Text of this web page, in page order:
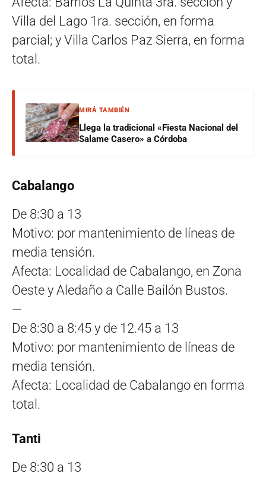
Villa del Lago 1ra. sección, en forma
parcial; y Villa Carlos Paz Sierra, en forma
total.
MIRÁ TAMBIÉN
Llega la tradicional «Fiesta Nacional del
Salame Casero» a Córdoba
Cabalango
De 8:30 a 13
Motivo: por mantenimiento de líneas de
media tensión.
Afecta: Localidad de Cabalango, en Zona
Oeste y Aledaño a Calle Bailón Bustos.
—
De 8:30 a 8:45 y de 12.45 a 13
Motivo: por mantenimiento de líneas de
media tensión.
Afecta: Localidad de Cabalango en forma
total.
Tanti
De 8:30 a 13